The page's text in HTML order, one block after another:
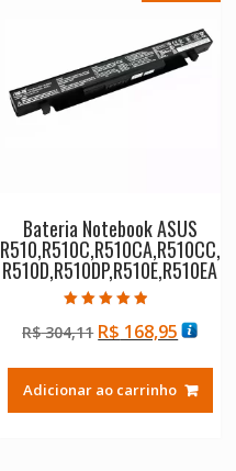
Bateria Notebook ASUS
R510,R510C,R510CA,R510CC,
R510D,R510DP,R510E,R510EA
4.50
de 5
R$304,11 O
original
era:
R$ 168,95O
atual
é:
Adicionar ao carrinho